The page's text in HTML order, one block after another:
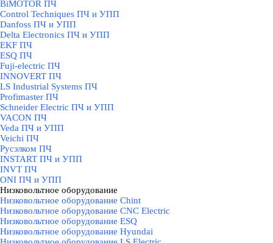
BiMOTOR ПЧ
Control Techniques ПЧ и УПП
Danfoss ПЧ и УПП
Delta Electronics ПЧ и УПП
EKF ПЧ
ESQ ПЧ
Fuji-electric ПЧ
INNOVERT ПЧ
LS Industrial Systems ПЧ
Profimaster ПЧ
Schneider Electric ПЧ и УПП
VACON ПЧ
Veda ПЧ и УПП
Veichi ПЧ
Русэлком ПЧ
INSTART ПЧ и УПП
INVT ПЧ
ONI ПЧ и УПП
Низковольтное оборудование
Низковольтное оборудование Chint
Низковольтное оборудование CNC Electric
Низковольтное оборудование ESQ
Низковольтное оборудование Hyundai